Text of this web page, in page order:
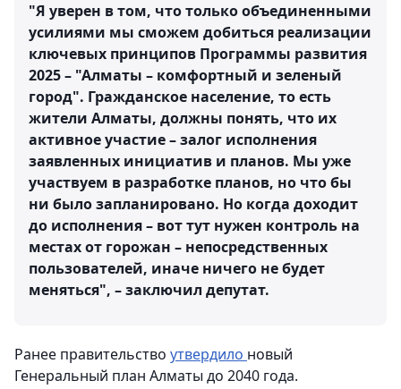
"Я уверен в том, что только объединенными
усилиями мы сможем добиться реализации
ключевых принципов Программы развития
2025 – "Алматы – комфортный и зеленый
город". Гражданское население, то есть
жители Алматы, должны понять, что их
активное участие – залог исполнения
заявленных инициатив и планов. Мы уже
участвуем в разработке планов, но что бы
ни было запланировано. Но когда доходит
до исполнения – вот тут нужен контроль на
местах от горожан – непосредственных
пользователей, иначе ничего не будет
меняться", – заключил депутат.
Ранее правительство утвердило новый
Генеральный план Алматы до 2040 года.